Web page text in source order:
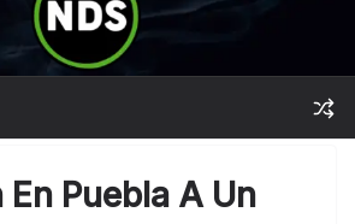
En Puebla A Un